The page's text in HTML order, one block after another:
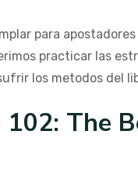
para
practicar las
los metodos del
The